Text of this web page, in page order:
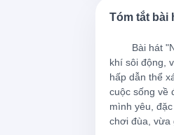
Martell
Fine-fine
Mini skirt
Big bunda
Na one
Tóm tắt bài
khí sôi động,
hấp dẫn thể
cuộc sống về
mình yêu,
chơi đùa, vừa